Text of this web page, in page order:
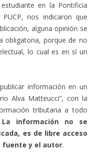
en la Pontificia
nos indicaron que
alguna opinión se
obligatoria, porque de no
lo cual es en sí un
información en un
Alva Matteucci”, con la
tributaria a todo
La información no se
es de libre acceso
fuente y el autor.